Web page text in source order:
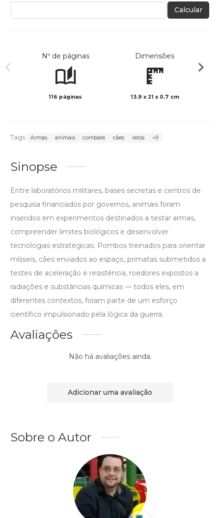
Calcular
Nº de páginas
116 páginas
Dimensões
13.9 x 21 x 0.7 cm
Tags: Armas animais combate cães ratos +9
Sinopse
Entre laboratórios militares, bases secretas e centros de
pesquisa financiados por governos, animais foram
inseridos em experimentos destinados a testar armas,
compreender limites biológicos e desenvolver
tecnologias estratégicas. Pombos treinados para orientar
mísseis, cães enviados ao espaço, primatas submetidos a
testes de aceleração e resistência, roedores expostos a
radiações e substâncias químicas — todos eles, em
diferentes contextos, foram parte de um esforço
científico impulsionado pela lógica da guerra.
Avaliações
Não há avaliações ainda.
Adicionar uma avaliação
Sobre o Autor